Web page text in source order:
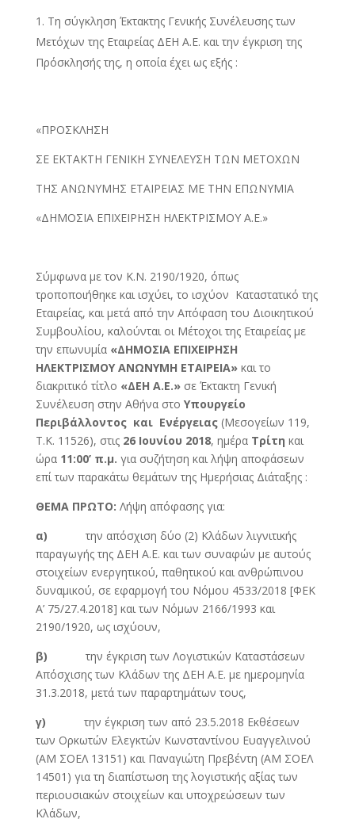
Τη σύγκληση Έκτακτης Γενικής Συνέλευσης των
Μετόχων της Εταιρείας ΔΕΗ Α.Ε. και την έγκριση της
Πρόσκλησής της, η οποία έχει ως εξής :
«ΠΡΟΣΚΛΗΣΗ
ΣΕ ΕΚΤΑΚΤΗ ΓΕΝΙΚΗ ΣΥΝΕΛΕΥΣΗ ΤΩΝ ΜΕΤΟΧΩΝ
ΤΗΣ ΑΝΩΝΥΜΗΣ ΕΤΑΙΡΕΙΑΣ ΜΕ ΤΗΝ ΕΠΩΝΥΜΙΑ
«ΔΗΜΟΣΙΑ ΕΠΙΧΕΙΡΗΣΗ ΗΛΕΚΤΡΙΣΜΟΥ Α.Ε.»
Σύμφωνα με τον Κ.Ν. 2190/1920, όπως
τροποποιήθηκε και ισχύει, το ισχύον Καταστατικό της
Εταιρείας, και μετά από την Απόφαση του Διοικητικού
Συμβουλίου, καλούνται οι Μέτοχοι της Εταιρείας με
την επωνυμία «ΔΗΜΟΣΙΑ ΕΠΙΧΕΙΡΗΣΗ
ΗΛΕΚΤΡΙΣΜΟΥ ΑΝΩΝΥΜΗ ΕΤΑΙΡΕΙΑ»και το
διακριτικό τίτλο «ΔΕΗ Α.Ε.»σε Έκτακτη Γενική
Συνέλευση στην Αθήνα στο Υπουργείο
Περιβάλλοντος και Ενέργειας (Μεσογείων 119,
Τ.Κ. 11526), στις 26 Ιουνίου 2018, ημέρα Τρίτη και
ώρα 11:00’ π.μ. για συζήτηση και λήψη αποφάσεων
επί των παρακάτω θεμάτων της Ημερήσιας Διάταξης :
ΘΕΜΑ ΠΡΩΤΟ: Λήψη απόφασης για:
α) την απόσχιση δύο (2) Κλάδων λιγνιτικής
παραγωγής της ΔΕΗ Α.Ε. και των συναφών με αυτούς
στοιχείων ενεργητικού, παθητικού και ανθρώπινου
δυναμικού, σε εφαρμογή του Νόμου 4533/2018 [ΦΕΚ
Α’ 75/27.4.2018] και των Νόμων 2166/1993 και
2190/1920, ως ισχύουν,
β) την έγκριση των Λογιστικών Καταστάσεων
Απόσχισης των Κλάδων της ΔΕΗ Α.Ε. με ημερομηνία
31.3.2018, μετά των παραρτημάτων τους,
γ) την έγκριση των από 23.5.2018 Εκθέσεων
των Ορκωτών Ελεγκτών Κωνσταντίνου Ευαγγελινού
(ΑΜ ΣΟΕΛ 13151) και Παναγιώτη Πρεβέντη (ΑΜ ΣΟΕΛ
14501) για τη διαπίστωση της λογιστικής αξίας των
περιουσιακών στοιχείων και υποχρεώσεων των
Κλάδων,